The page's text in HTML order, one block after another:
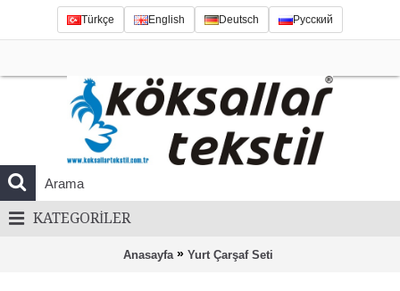
Türkçe English Deutsch Русский
KATEGORILER
Anasayfa » Yurt Çarşaf Seti